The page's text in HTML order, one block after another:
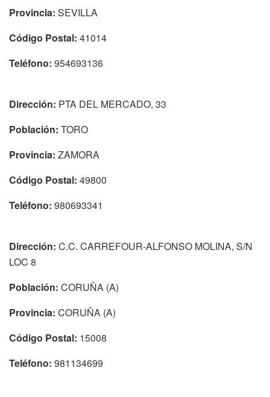
Provincia: SEVILLA
Código Postal: 41014
Teléfono: 954693136
Dirección: PTA DEL MERCADO, 33
Población: TORO
Provincia: ZAMORA
Código Postal: 49800
Teléfono: 980693341
Dirección: C.C. CARREFOUR-ALFONSO MOLINA, S/N
LOC 8
Población: CORUÑA (A)
Provincia: CORUÑA (A)
Código Postal: 15008
Teléfono: 981134699